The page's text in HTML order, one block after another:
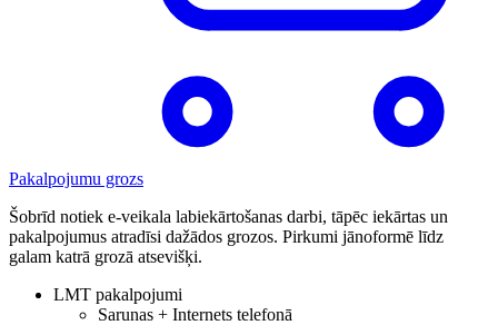
Pakalpojumu grozs
Šobrīd notiek e-veikala labiekārtošanas darbi, tāpēc iekārtas un
pakalpojumus atradīsi dažādos grozos. Pirkumi jānoformē līdz
galam katrā grozā atsevišķi.
LMT pakalpojumi
Sarunas + Internets telefonā